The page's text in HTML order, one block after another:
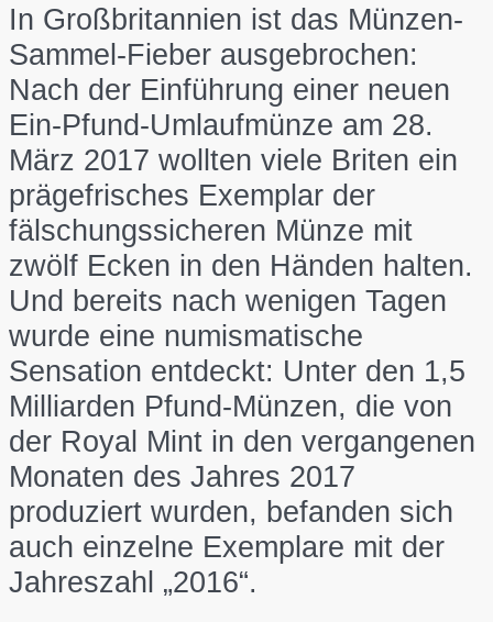
In Großbritannien ist das Münzen-
Sammel-Fieber ausgebrochen:
Nach der Einführung einer neuen
Ein-Pfund-Umlaufmünze am 28.
März 2017 wollten viele Briten ein
prägefrisches Exemplar der
fälschungssicheren Münze mit
zwölf Ecken in den Händen halten.
Und bereits nach wenigen Tagen
wurde eine numismatische
Sensation entdeckt: Unter den 1,5
Milliarden Pfund-Münzen, die von
der Royal Mint in den vergangenen
Monaten des Jahres 2017
produziert wurden, befanden sich
auch einzelne Exemplare mit der
Jahreszahl „2016“.